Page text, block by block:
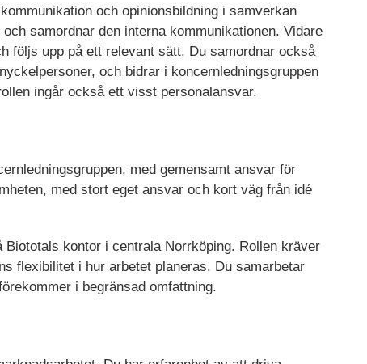
och opinionsbildning i samverkan
samordnar den interna kommunikationen. Vidare
följs upp på ett relevant sätt. Du samordnar också
och bidrar i koncernledningsgruppen
ingår också ett visst personalansvar.
med gemensamt ansvar för
med stort eget ansvar och kort väg från idé
kontor i centrala Norrköping. Rollen kräver
flexibilitet i hur arbetet planeras. Du samarbetar
i begränsad omfattning.